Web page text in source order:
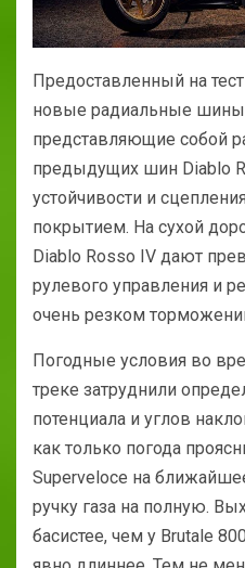
Предоставленный на
новые радиальные шины
представляющие собой
предыдущих шин Diablo
устойчивости и
покрытием. На сухой
Diablo Rosso IV дают
рулевого управления и
очень резком
Погодные условия во
треке затруднили
потенциала и углов
как только погода
Superveloce на
ручку газа на полную.
басистее, чем у Brutale